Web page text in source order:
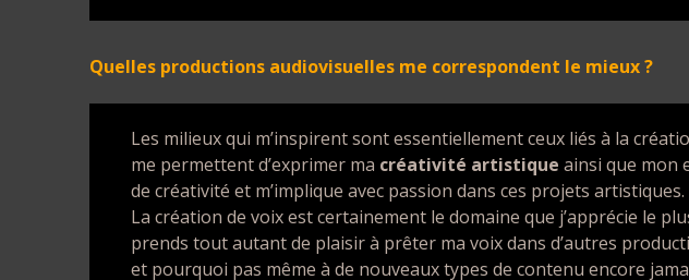
Quelles productions audiovisuelles me correspondent le mieux ?
Les milieux qui m’inspirent sont essentiellement ceux liés à la
me permettent d’exprimer ma créativité artistiqueainsi que mon
de créativité et m’implique avec passion dans ces projets artistiques.
La création de voix est certainement le domaine que j’apprécie le
prends tout autant de plaisir à prêter ma voix dans d’autres
et pourquoi pas même à de nouveaux types de contenu encore